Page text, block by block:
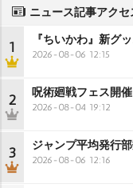
ニュース記事アク
1 『ちいかわ』新グ
2026-08-06 12:15
2 呪術廻戦フェス開
2026-08-04 19:12
3 ジャンプ平均発行
2026-08-06 12:16